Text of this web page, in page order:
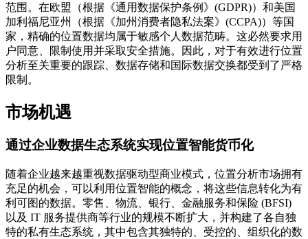
范围。在欧盟（根据《通用数据保护条例》(GDPR)）和美国
加利福尼亚州（根据《加州消费者隐私法案》(CCPA)）等国
家，精确的位置数据均属于敏感个人数据范畴。这必然要求用
户同意、限制使用并采取安全措施。因此，对于有效进行位置
分析至关重要的跟踪、数据存储和国际数据交换都受到了严格
限制。
市场机遇
通过企业数据生态系统实现位置智能货币化
随着企业越来越重视数据驱动型商业模式，位置分析市场拥有
充足的机会，可以利用位置智能的概念，将这些信息转化为有
利可图的数据。零售、物流、银行、金融服务和保险 (BFSI)
以及 IT 服务提供商等行业的规模不断扩大，并构建了各自独
特的私有生态系统，其中包含其独特的、受控的、组织化的数